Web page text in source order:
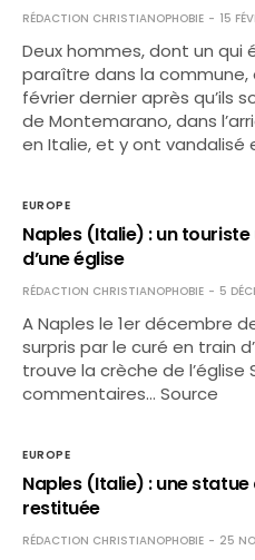
RÉDACTION CHRISTIANOPHOBIE 15
Deux hommes, dont un
paraître dans la commune,
février dernier après qu’ils
de Montemarano, dans
en Italie, et y ont vandalisé
EUROPE
Naples (Italie) : un
d’une église
RÉDACTION CHRISTIANOPHOBIE 5
A Naples le 1er décembre
surpris par le curé en train
trouve la crèche de l’église
commentaires… Source
EUROPE
Naples (Italie) : une
restituée
RÉDACTION CHRISTIANOPHOBIE 25